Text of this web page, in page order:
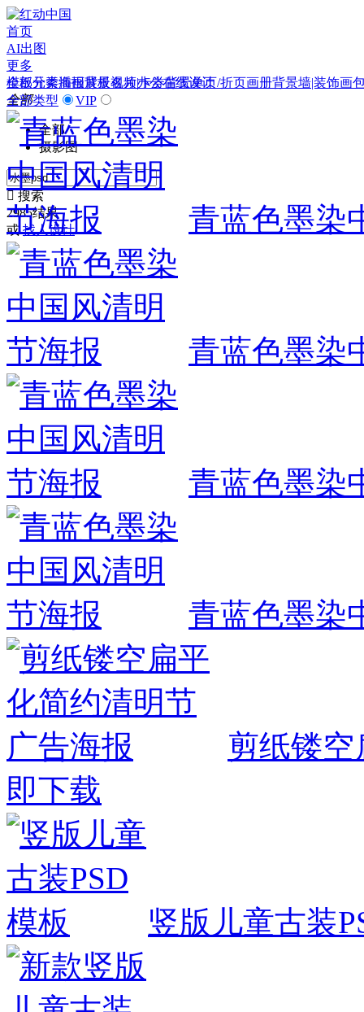
首页
AI出图
更多
模板元素插画背景视频办公在线设计
全部
全部
摄影图
 搜索
2985结果
或 找人设计
全部分类海报展板名片|卡券背景单页/折页画册背景墙|装饰画
全部类型
VIP
青蓝色墨染
青蓝色墨染
青蓝色墨染
青蓝色墨染
剪纸镂
即下载
竖版儿童古装